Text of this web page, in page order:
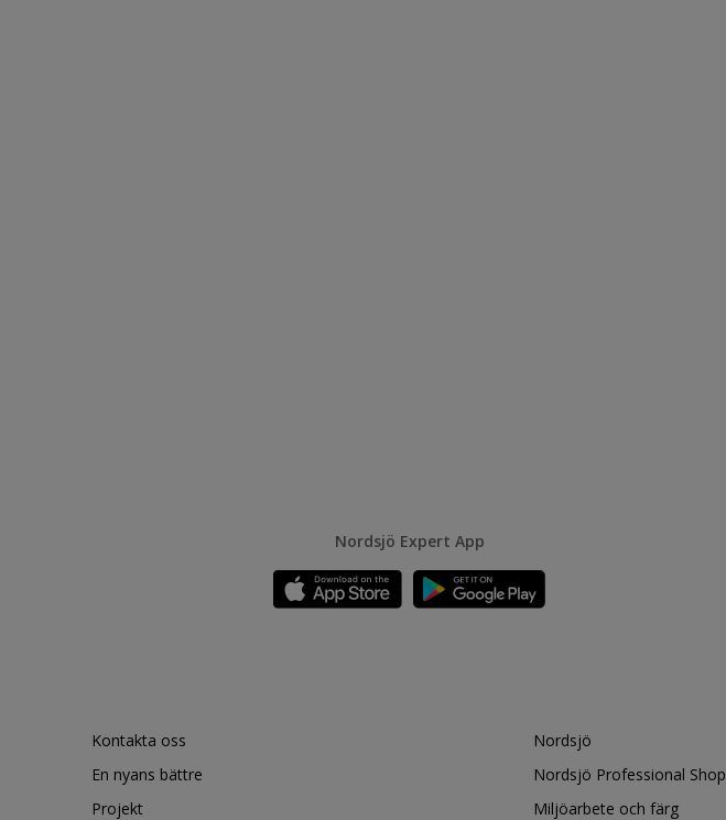
Nordsjö Expert App
Kontakta oss
En nyans bättre
Projekt
Nordsjö
Nordsjö Professional Shop
Miljöarbete och färg